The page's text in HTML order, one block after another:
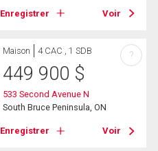
Enregistrer Voir
Maison 4 CAC , 1 SDB
449 900 $
533 Second Avenue N
South Bruce Peninsula, ON
Enregistrer Voir
?